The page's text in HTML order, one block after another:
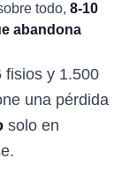
todo, 8-10
abandona
fisios y 1.500
una pérdida
solo en